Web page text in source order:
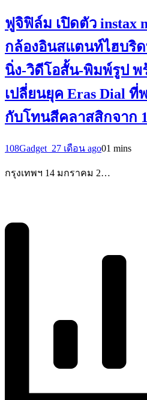
ฟูจิฟิล์ม เปิดตัว instax
กล้องอินสแตนท์ไฮบริ
นิ่ง-วิดีโอสั้น-พิมพ์รูป พ
เปลี่ยนยุค Eras Dial
กับโทนสีคลาสสิกจาก
108Gadget_27 เดือน ago01 mins
กรุงเทพฯ 14 มกราคม 2…